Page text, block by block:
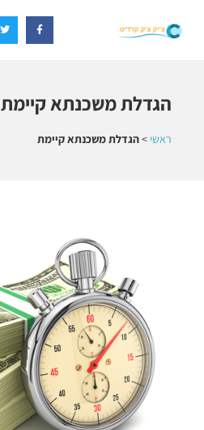
הגדלת משכנתא קיימת
ראשי >הגדלת משכנתא קיימת